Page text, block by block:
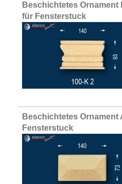
Beschichtetes Ornament
für Fensterstuck
Beschichtetes Ornament
Fensterstuck